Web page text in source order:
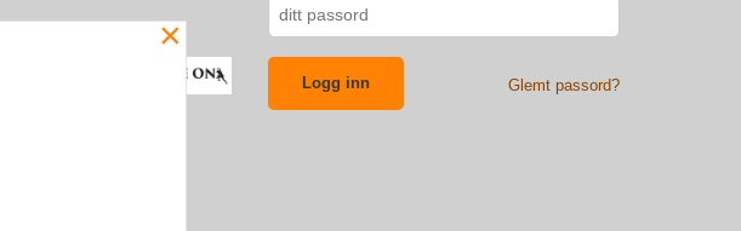
Glemt passord?
×